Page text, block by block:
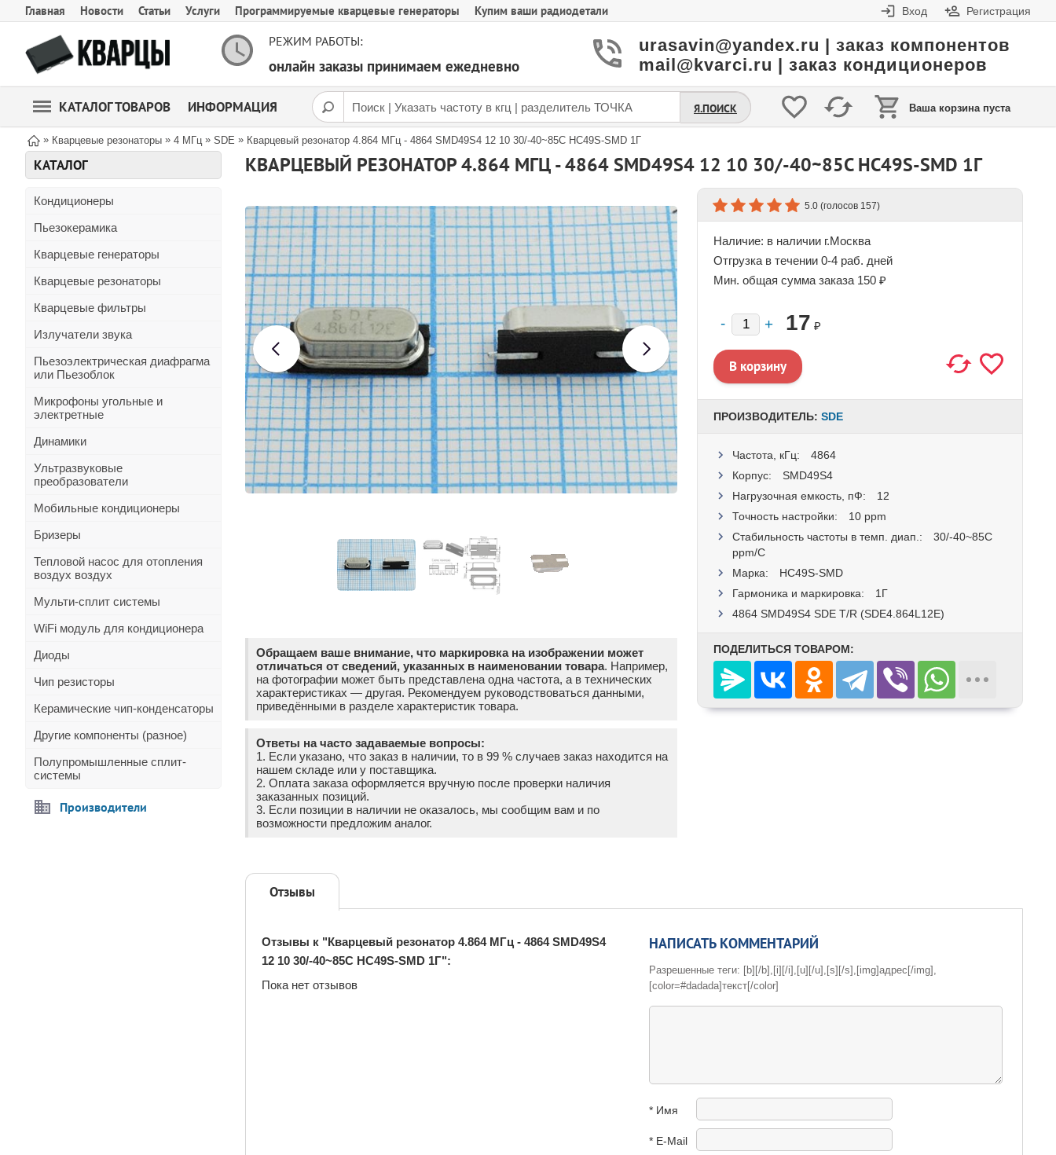
Главная Новости Статьи Услуги Программируемые кварцевые генераторы Купим ваши радиодетали Вход Регистрация
РЕЖИМ РАБОТЫ:
онлайн заказы принимаем ежедневно
urasavin@yandex.ru | заказ компонентов
mail@kvarci.ru | заказ кондиционеров
КАТАЛОГ ТОВАРОВ ИНФОРМАЦИЯ Ваша корзина пуста
Я.ПОИСК
» Кварцевые резонаторы » 4 МГц » SDE » Кварцевый резонатор 4.864 МГц - 4864 SMD49S4 12 10 30/-40~85C HC49S-SMD 1Г
КАТАЛОГ
Кондиционеры
Пьезокерамика
Кварцевые генераторы
Кварцевые резонаторы
Кварцевые фильтры
Излучатели звука
Пьезоэлектрическая диафрагма
или Пьезоблок
Микрофоны угольные и
электретные
Динамики
Ультразвуковые
преобразователи
Мобильные кондиционеры
Бризеры
Тепловой насос для отопления
воздух воздух
Мульти-сплит системы
WiFi модуль для кондиционера
Диоды
Чип резисторы
Керамические чип-конденсаторы
Другие компоненты (разное)
Полупромышленные сплит-
системы
Производители
КВАРЦЕВЫЙ РЕЗОНАТОР 4.864 МГЦ - 4864 SMD49S4 12 10 30/-40~85C HC49S-SMD 1Г
Обращаем ваше внимание, что маркировка на изображении может
отличаться от сведений, указанных в наименовании товара. Например,
на фотографии может быть представлена одна частота, а в технических
характеристиках — другая. Рекомендуем руководствоваться данными,
приведёнными в разделе характеристик товара.
Ответы на часто задаваемые вопросы:
1. Если указано, что заказ в наличии, то в 99 % случаев заказ находится на
нашем складе или у поставщика.
2. Оплата заказа оформляется вручную после проверки наличия
заказанных позиций.
3. Если позиции в наличии не оказалось, мы сообщим вам и по
возможности предложим аналог.
5.0 (голосов 157)
Наличие: в наличии г.Москва
Отгрузка в течении 0-4 раб. дней
Мин. общая сумма заказа 150 ₽
17 ₽
ПРОИЗВОДИТЕЛЬ: SDE
Частота, кГц:
4864
Корпус:
SMD49S4
Нагрузочная емкость, пФ:
12
Точность настройки:
10 ppm
Стабильность частоты в темп. диап.:
30/-40~85C
ppm/C
Маркa:
HC49S-SMD
Гармоника и маркировка:
1Г
4864 SMD49S4 SDE T/R (SDE4.864L12E)
ПОДЕЛИТЬСЯ ТОВАРОМ:
Отзывы
Отзывы к "Кварцевый резонатор 4.864 МГц - 4864 SMD49S4
12 10 30/-40~85C HC49S-SMD 1Г":
Пока нет отзывов
НАПИСАТЬ КОММЕНТАРИЙ
Разрешенные теги: [b][/b],[i][/i],[u][/u],[s][/s],[img]адрес[/img],
[color=#dadada]текст[/color]
* Имя
* E-Mail